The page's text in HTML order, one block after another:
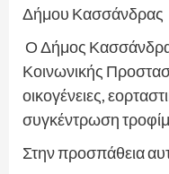
Δήμου Κασσάνδρας
Ο Δήμος
Κοινωνικής
οικογένειες,
συγκέντρωση
Στην προσπάθεια